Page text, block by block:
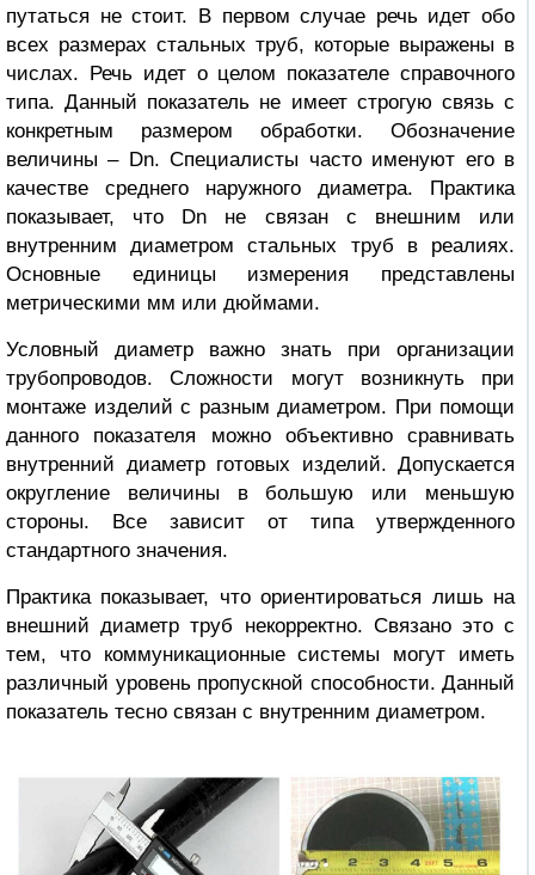
путаться не стоит. В первом случае речь идет обо
всех размерах стальных труб, которые выражены в
числах. Речь идет о целом показателе справочного
типа. Данный показатель не имеет строгую связь с
конкретным размером обработки. Обозначение
величины – Dn. Специалисты часто именуют его в
качестве среднего наружного диаметра. Практика
показывает, что Dn не связан с внешним или
внутренним диаметром стальных труб в реалиях.
Основные единицы измерения представлены
метрическими мм или дюймами.
Условный диаметр важно знать при организации
трубопроводов. Сложности могут возникнуть при
монтаже изделий с разным диаметром. При помощи
данного показателя можно объективно сравнивать
внутренний диаметр готовых изделий. Допускается
округление величины в большую или меньшую
стороны. Все зависит от типа утвержденного
стандартного значения.
Практика показывает, что ориентироваться лишь на
внешнийдиаметр труб некорректно. Связано это с
тем, что коммуникационные системы могут иметь
различный уровень пропускной способности. Данный
показатель тесно связан с внутренним диаметром.